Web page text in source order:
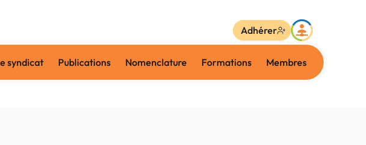
syndicat Publications Nomenclature Formations Membres
Adhérer